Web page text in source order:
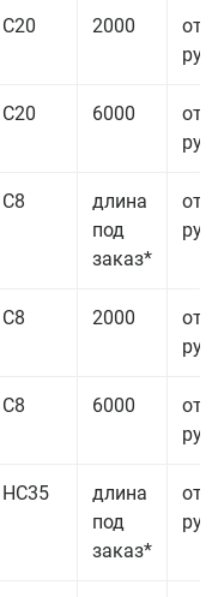
С20 2000
от
руб.
С20 6000
от
руб.
С8
длина
под
заказ*
от
руб.
С8 2000
от
руб.
С8 6000
от
руб.
НС35
длина
под
заказ*
от
руб.